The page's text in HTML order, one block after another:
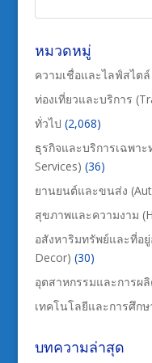
หมวดหมู่
ความเชื่อและไลฟ์สไต
ท่องเที่ยวและบริการ
ทั่วไป (2,068)
ธุรกิจและบริการเฉพาะ
Services) (36)
ยานยนต์และขนส่ง
สุขภาพและความงาม
อสังหาริมทรัพย์และที่อ
Decor) (30)
อุตสาหกรรมและการผ
เทคโนโลยีและการศึก
บทความล่าสุด